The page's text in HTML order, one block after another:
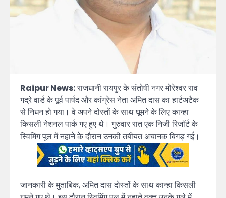
Raipur News:राजधानी रायपुर के संतोषी नगर मोरेश्वर राव
गद्रे वार्ड के पूर्व पार्षद और कांग्रेस नेता अमित दास का हार्टअटैक
से निधन हो गया। वे अपने दोस्तों के साथ घूमने के लिए कान्हा
किसली नेशनल पार्क गए हुए थे। गुरुवार रात एक निजी रिजॉर्ट के
स्विमिंग पूल में नहाने के दौरान उनकी तबीयत अचानक बिगड़ गई।
जानकारी के मुताबिक, अमित दास दोस्तों के साथ कान्हा किसली